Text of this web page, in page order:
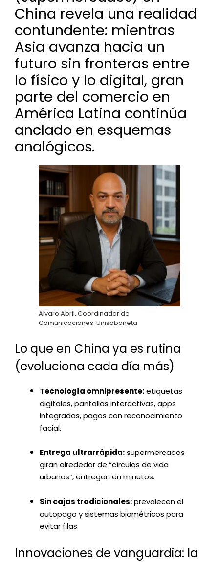
China revela una realidad
contundente: mientras
Asia avanza hacia un
futuro sin fronteras entre
lo físico y lo digital, gran
parte del comercio en
América Latina continúa
anclado en esquemas
analógicos.
Alvaro Abril. Coordinador de
Comunicaciones. Unisabaneta
Lo que en China ya es rutina
(evoluciona cada día más)
Tecnología omnipresente:etiquetas
digitales, pantallas interactivas, apps
integradas, pagos con reconocimiento
facial.
Entrega ultrarrápida:supermercados
giran alrededor de “círculos de vida
urbanos”, entregan en minutos.
Sin cajas tradicionales:prevalecen el
autopago y sistemas biométricos para
evitar filas.
Innovaciones de vanguardia: la